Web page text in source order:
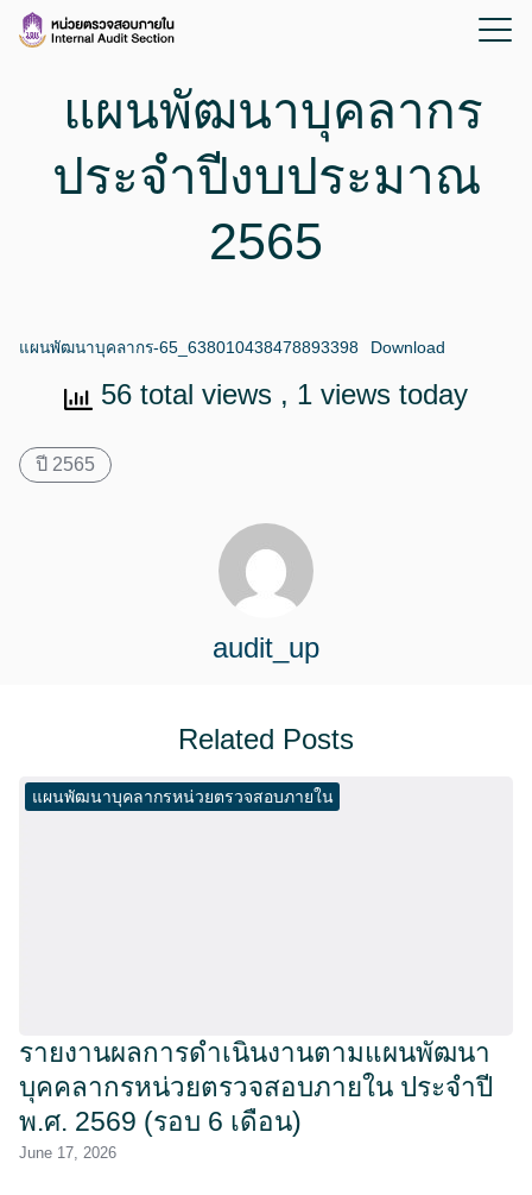
แผนพัฒนาบุคลากร
ประจำปีงบประมาณ
2565
แผนพัฒนาบุคลากร-65_638010438478893398 Download
56 total views , 1 views today
ปี 2565
audit_up
Related Posts
แผนพัฒนาบุคลากรหน่วยตรวจสอบภายใน
รายงานผลการดำเนินงานตามแผนพัฒนา
บุคคลากรหน่วยตรวจสอบภายใน ประจำปี
พ.ศ. 2569 (รอบ 6 เดือน)
June 17, 2026